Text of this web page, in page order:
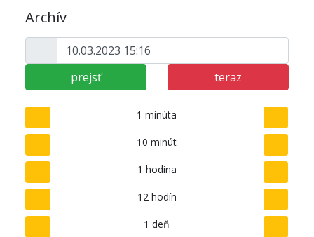
Archív
prejsť teraz
1 minúta
10 minút
1 hodina
12 hodín
1 deň